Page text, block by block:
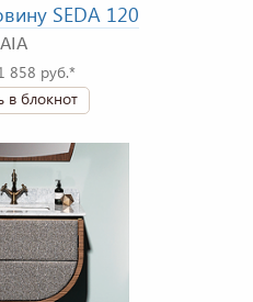
SEDA 120
858 руб.*
в блокнот